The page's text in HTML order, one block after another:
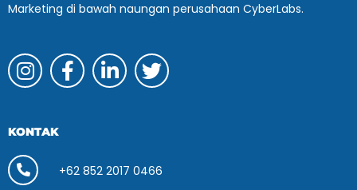
Marketing di bawah naungan perusahaan CyberLabs.
KONTAK
+62 852 2017 0466